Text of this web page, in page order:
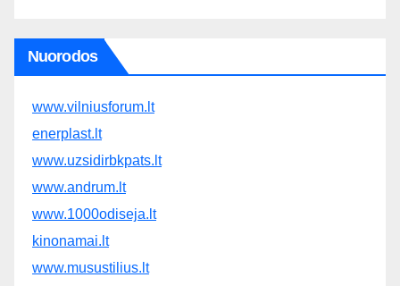
Nuorodos
www.vilniusforum.lt
enerplast.lt
www.uzsidirbkpats.lt
www.andrum.lt
www.1000odiseja.lt
kinonamai.lt
www.musustilius.lt